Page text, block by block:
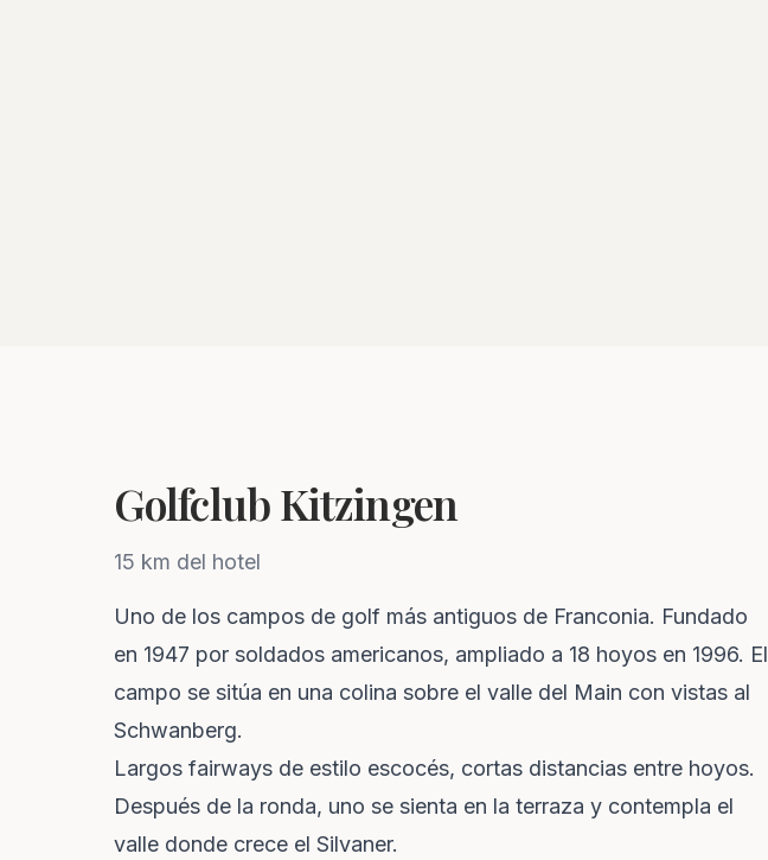
Golfclub Kitzingen
15 km del hotel
Uno de los campos de golf más antiguos de Franconia. Fundado
en 1947 por soldados americanos, ampliado a 18 hoyos en 1996. El
campo se sitúa en una colina sobre el valle del Main con vistas al
Schwanberg.
Largos fairways de estilo escocés, cortas distancias entre hoyos.
Después de la ronda, uno se sienta en la terraza y contempla el
valle donde crece el Silvaner.